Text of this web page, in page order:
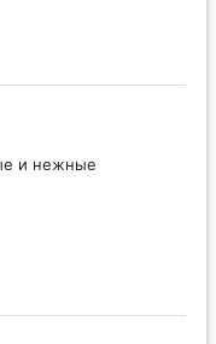
и нежные